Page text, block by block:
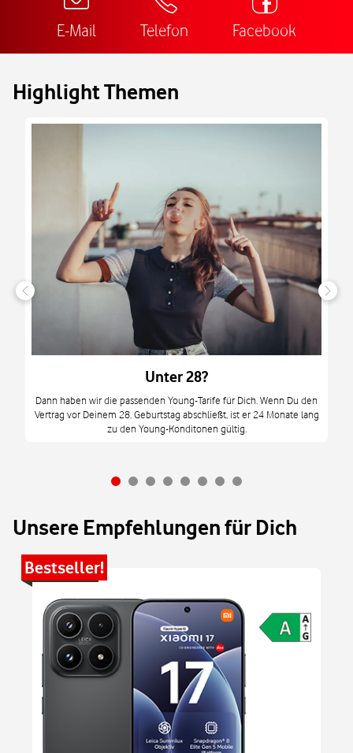
E-Mail Telefon Facebook
Highlight Themen
Unter 28?
Dann haben wir die passenden Young-Tarife für Dich. Wenn Du den
Vertrag vor Deinem 28. Geburtstag abschließt, ist er 24 Monate lang
zu den Young-Konditonen gültig.
Unsere Empfehlungen für Dich
Bestseller!